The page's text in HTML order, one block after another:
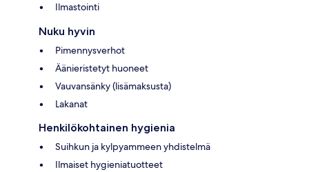
Ilmastointi
Nuku hyvin
Pimennysverhot
Äänieristetyt huoneet
Vauvansänky (lisämaksusta)
Lakanat
Henkilökohtainen hygienia
Suihkun ja kylpyammeen yhdistelmä
Ilmaiset hygieniatuotteet